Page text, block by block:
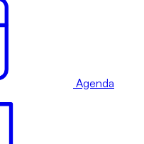
Agenda